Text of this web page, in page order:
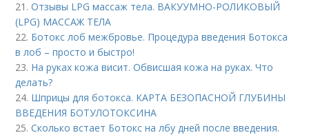
21.Отзывы LPG массаж тела. ВАКУУМНО-РОЛИКОВЫЙ
(LPG) МАССАЖ ТЕЛА
22. Ботокс лоб межбровье. Процедура введения Ботокса
в лоб – просто и быстро!
23. На руках кожа висит. Обвисшая кожа на руках. Что
делать?
24. Шприцы для ботокса. КАРТА БЕЗОПАСНОЙ ГЛУБИНЫ
ВВЕДЕНИЯ БОТУЛОТОКСИНА
25.Сколько встает Ботокс на лбу дней после введения.